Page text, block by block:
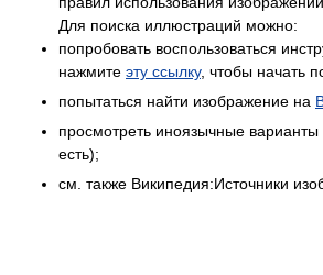
Для поиска иллюстраций можно:
попробовать воспользоваться
нажмите эту ссылку, чтобы начать
попытаться найти изображение на
просмотреть иноязычные варианты
есть);
см. также Википедия:Источники